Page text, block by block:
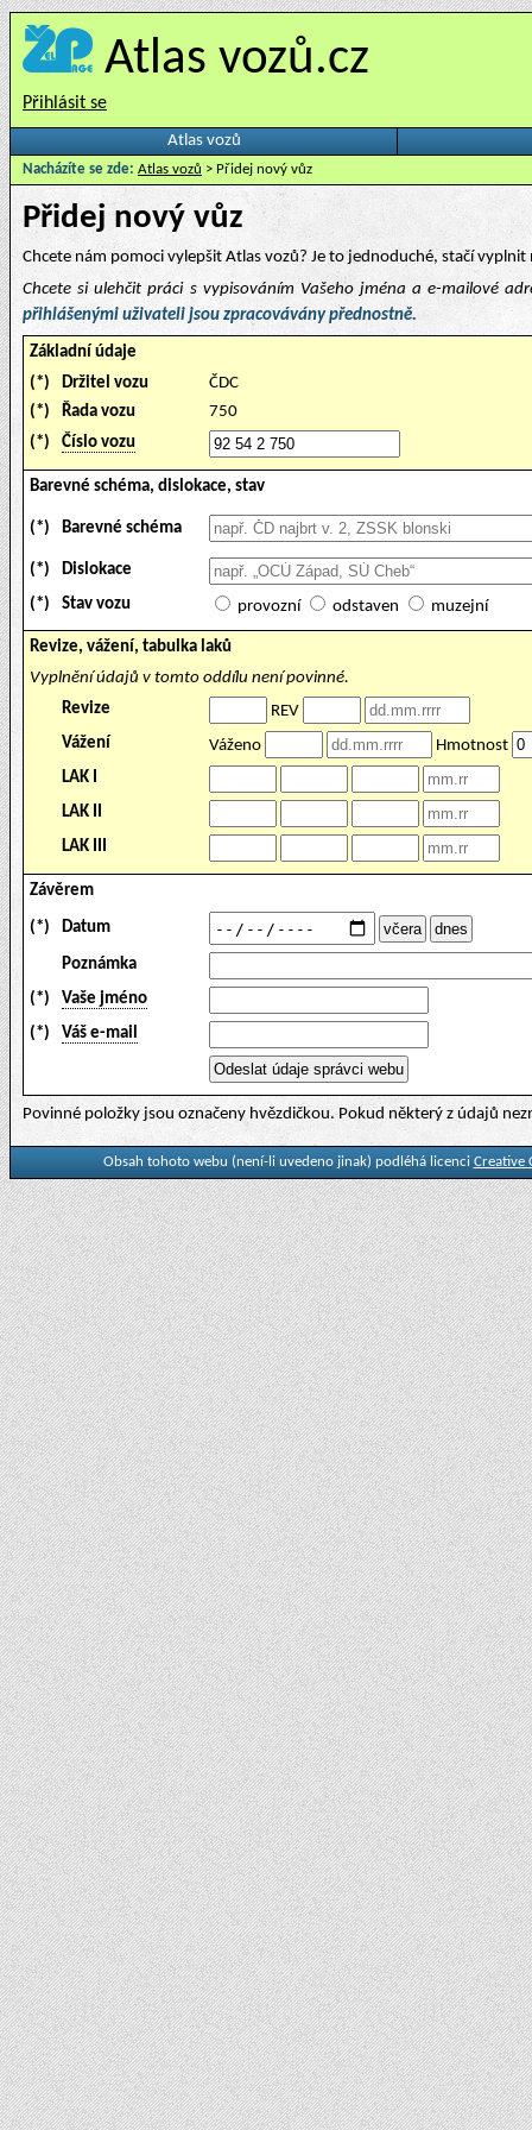
Atlas vozů.cz
Přihlásit se
Atlas vozů
Nacházíte se zde: Atlas vozů > Přidej nový vůz
Přidej nový vůz
Chcete nám pomoci vylepšit Atlas vozů? Je to jednoduché, stačí
Chcete si ulehčit práci s vypisováním Vašeho jména a e-mailové
přihlášenými uživateli jsou zpracovávány přednostně.
Základní údaje
(*)
Držitel vozu
ČDC
(*)
Řada vozu
750
(*)
Číslo vozu
Barevné schéma, dislokace, stav
(*) Barevné schéma
(*)
Dislokace
(*)
Stav vozu provozní odstaven muzejní
Revize, vážení, tabulka laků
Vyplnění údajů v tomto oddílu není povinné.
Revize
REV
Vážení
Váženo
Hmotnost
LAK I
LAK II
LAK III
Závěrem
(*) Datum
Poznámka
(*)
Vaše jméno
(*)
Váš e-mail
Povinné položky jsou označeny hvězdičkou. Pokud některý z údajů
Obsah tohoto webu (není-li uvedeno jinak) podléhá licenci Creative